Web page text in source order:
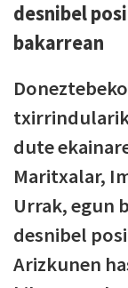
desnibel
bakarrean
txirrindularik
dute
Maritxalar,
Urrak, egun
desnibel
Arizkunen